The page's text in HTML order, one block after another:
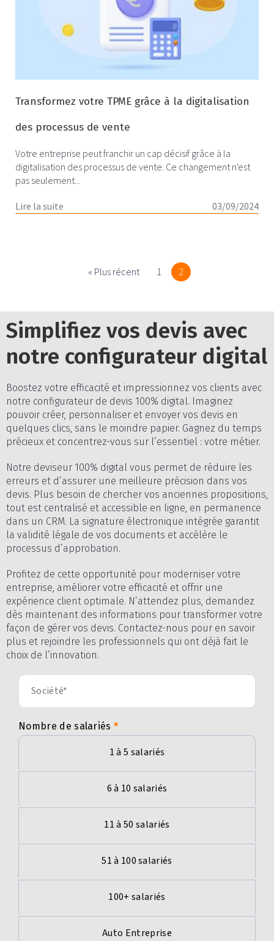
Transformez votre TPME grâce à la digitalisation
des processus de vente
Votre entreprise peut franchir un cap décisif grâce à la
digitalisation des processus de vente. Ce changement n'est
pas seulement...
Lire la suite 03/09/2024
« Plus récent 1 2
Simplifiez vos devis avec
notre configurateur digital
Boostez votre efficacité et impressionnez vos clients avec
notre configurateur de devis 100% digital. Imaginez
pouvoir créer, personnaliser et envoyer vos devis en
quelques clics, sans le moindre papier. Gagnez du temps
précieux et concentrez-vous sur l’essentiel : votre métier.
Notre deviseur 100% digital vous permet de réduire les
erreurs et d’assurer une meilleure précision dans vos
devis. Plus besoin de chercher vos anciennes propositions,
tout est centralisé et accessible en ligne, en permanence
dans un CRM. La signature électronique intégrée garantit
la validité légale de vos documents et accélère le
processus d’approbation.
Profitez de cette opportunité pour moderniser votre
entreprise, améliorer votre efficacité et offrir une
expérience client optimale. N’attendez plus, demandez
dès maintenant des informations pour transformer votre
façon de gérer vos devis. Contactez-nous pour en savoir
plus et rejoindre les professionnels qui ont déjà fait le
choix de l’innovation.
Nombre de salariés
1 à 5 salariés
6 à 10 salariés
11 à 50 salariés
51 à 100 salariés
100+ salariés
Auto Entreprise